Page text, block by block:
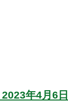
2023年4月6日